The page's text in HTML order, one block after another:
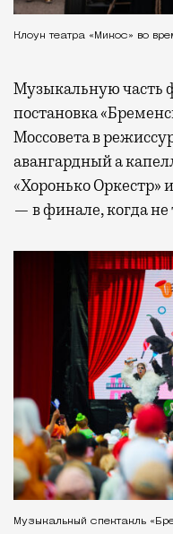
Клоун театра «Микос» во
Музыкальную часть
постановка
Моссовета в
авангардный а
«Хоронько Оркестр»
— в финале, когда
Музыкальный спектакль